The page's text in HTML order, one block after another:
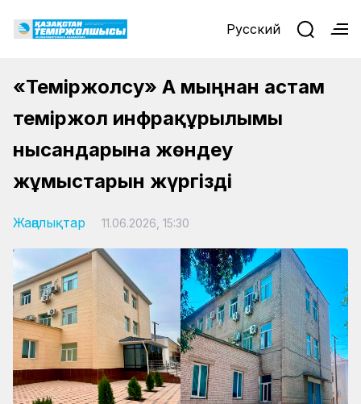
Русский
«Теміржолсу» АҚ мыңнан астам
теміржол инфрақұрылымы
нысандарына жөндеу
жұмыстарын жүргізді
Жаңалықтар 11.06.2026, 15:30